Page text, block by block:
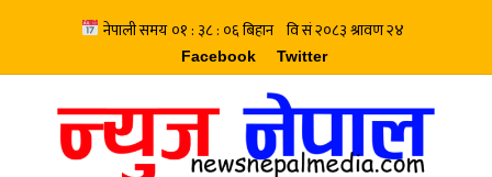
Facebook Twitter